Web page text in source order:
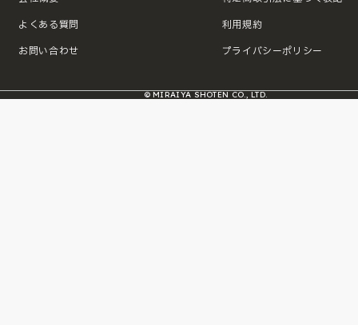
よくある質問
お問い合わせ
利用規約
プライバシーポリシー
© MIRAIYA SHOTEN CO., LTD.